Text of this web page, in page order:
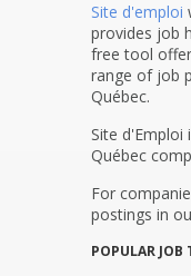
Site d'emploi
provides job
free tool
range of job
Québec.
Site d'Emploi
Québec
For
postings in
POPULAR JOB